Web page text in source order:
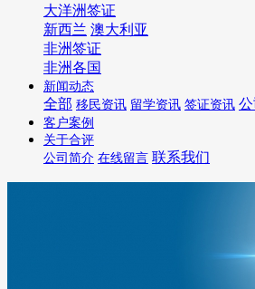
大洋洲签证
新西兰 澳大利亚
非洲签证
非洲各国
新闻动态
全部 移民资讯 留学资讯 签证资讯
客户案例
关于合评
公司简介 在线留言 联系我们